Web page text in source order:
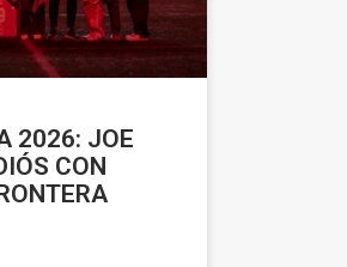
2026: JOE
CON